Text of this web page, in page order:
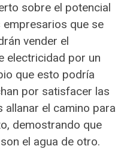
sobre el potencial
que se
vender el
electricidad por un
que esto podría
por satisfacer las
el camino para
demostrando que
el agua de otro.